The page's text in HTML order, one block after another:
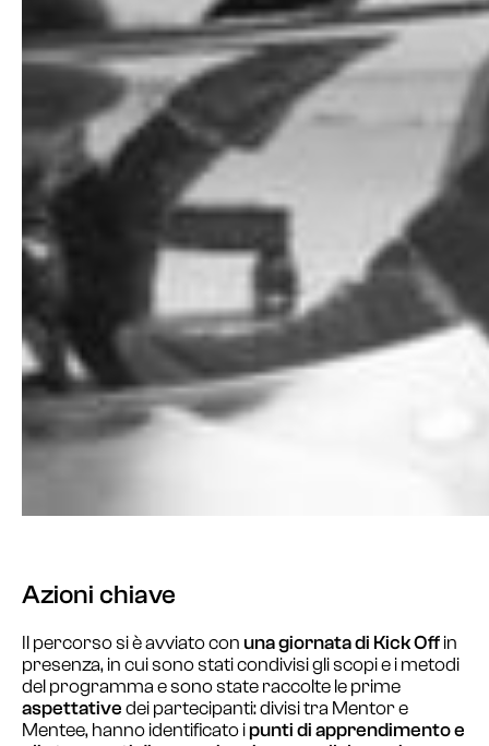
Azioni chiave
Il percorso si è avviato conuna giornata di Kick Offin
presenza, in cui sono stati condivisi gli scopi e i metodi
del programma e sono state raccolte le prime
aspettativedei partecipanti: divisi tra Mentor e
Mentee, hanno identificato ipunti di apprendimento e